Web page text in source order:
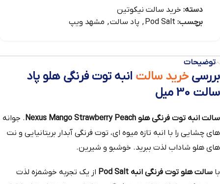
دسته: خرید سالت نیکوتین
برچسب: Pod Salt
, پاد سالت, مشهد ویپ
توضیحات
بررسی خرید سالت انبه توت فرنگی هلو پاد
سالت 30 میل
سالت انبه توت فرنگی هلو Nexus Mango Strawberry Peach
. جوانه
های چشایی را با انبه تازه میوه ای، توت فرنگی آبدار بریتانیایی و نت
های هلو شاداب لذت ببرید. خوشبو و شیرین.
با سالت هلو توت فرنگی انبه Pod Salt
از یک تجربه خوشمزه لذت